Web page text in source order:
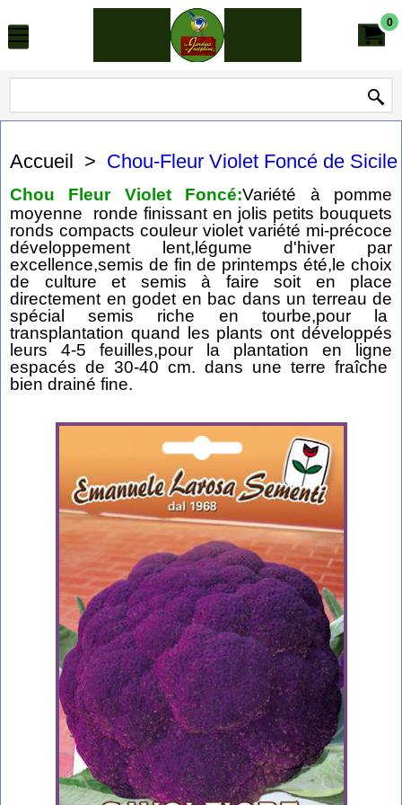
0
Accueil > Chou-Fleur Violet Foncé de Sicile
Chou Fleur Violet Foncé:Variété à pomme
moyenne ronde finissant en jolis petits bouquets
ronds compacts couleur violet variété mi-précoce
développement lent,légume d'hiver par
excellence,semis de fin de printemps été,le choix
de culture et semis à faire soit en place
directement en godet en bac dans un terreau de
spécial semis riche en tourbe,pour la
transplantation quand les plants ont développés
leurs 4-5 feuilles,pour la plantation en ligne
espacés de 30-40 cm. dans une terre fraîche
bien drainé fine.